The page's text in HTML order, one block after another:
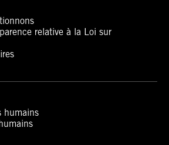
relative à la Loi sur
humains